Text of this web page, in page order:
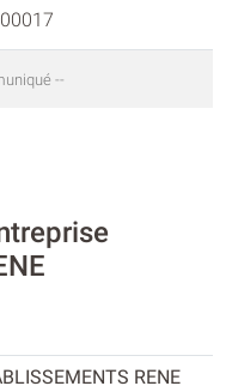
--
RENE